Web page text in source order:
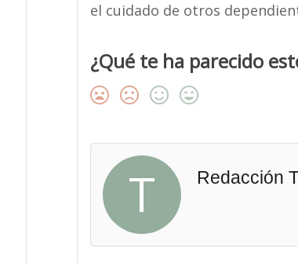
el cuidado de otros
¿Qué te ha parecido
T Redacción